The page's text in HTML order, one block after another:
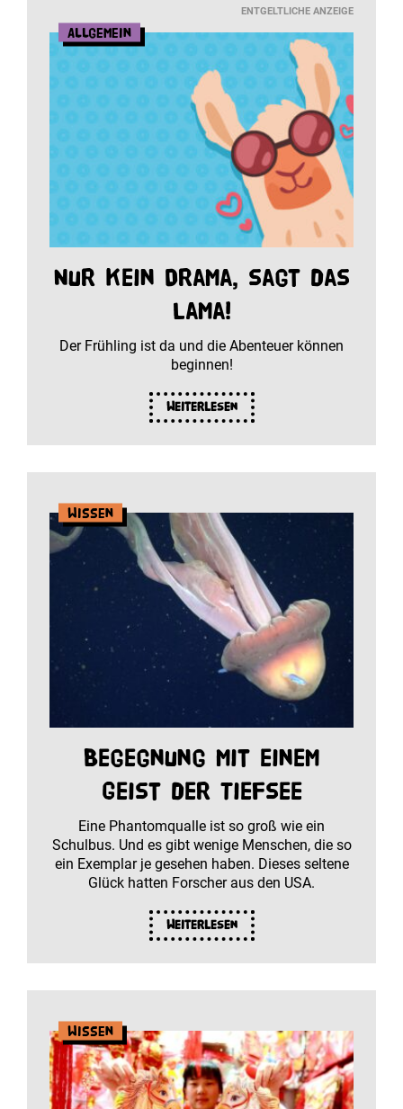
ENTGELTLICHE ANZEIGE
Allgemein
Nur kein Drama, sagt das
Lama!
Der Frühling ist da und die Abenteuer können
beginnen!
Weiterlesen
Wissen
Begegnung mit einem
Geist der Tiefsee
Eine Phantomqualle ist so groß wie ein
Schulbus. Und es gibt wenige Menschen, die so
ein Exemplar je gesehen haben. Dieses seltene
Glück hatten Forscher aus den USA.
Weiterlesen
Wissen